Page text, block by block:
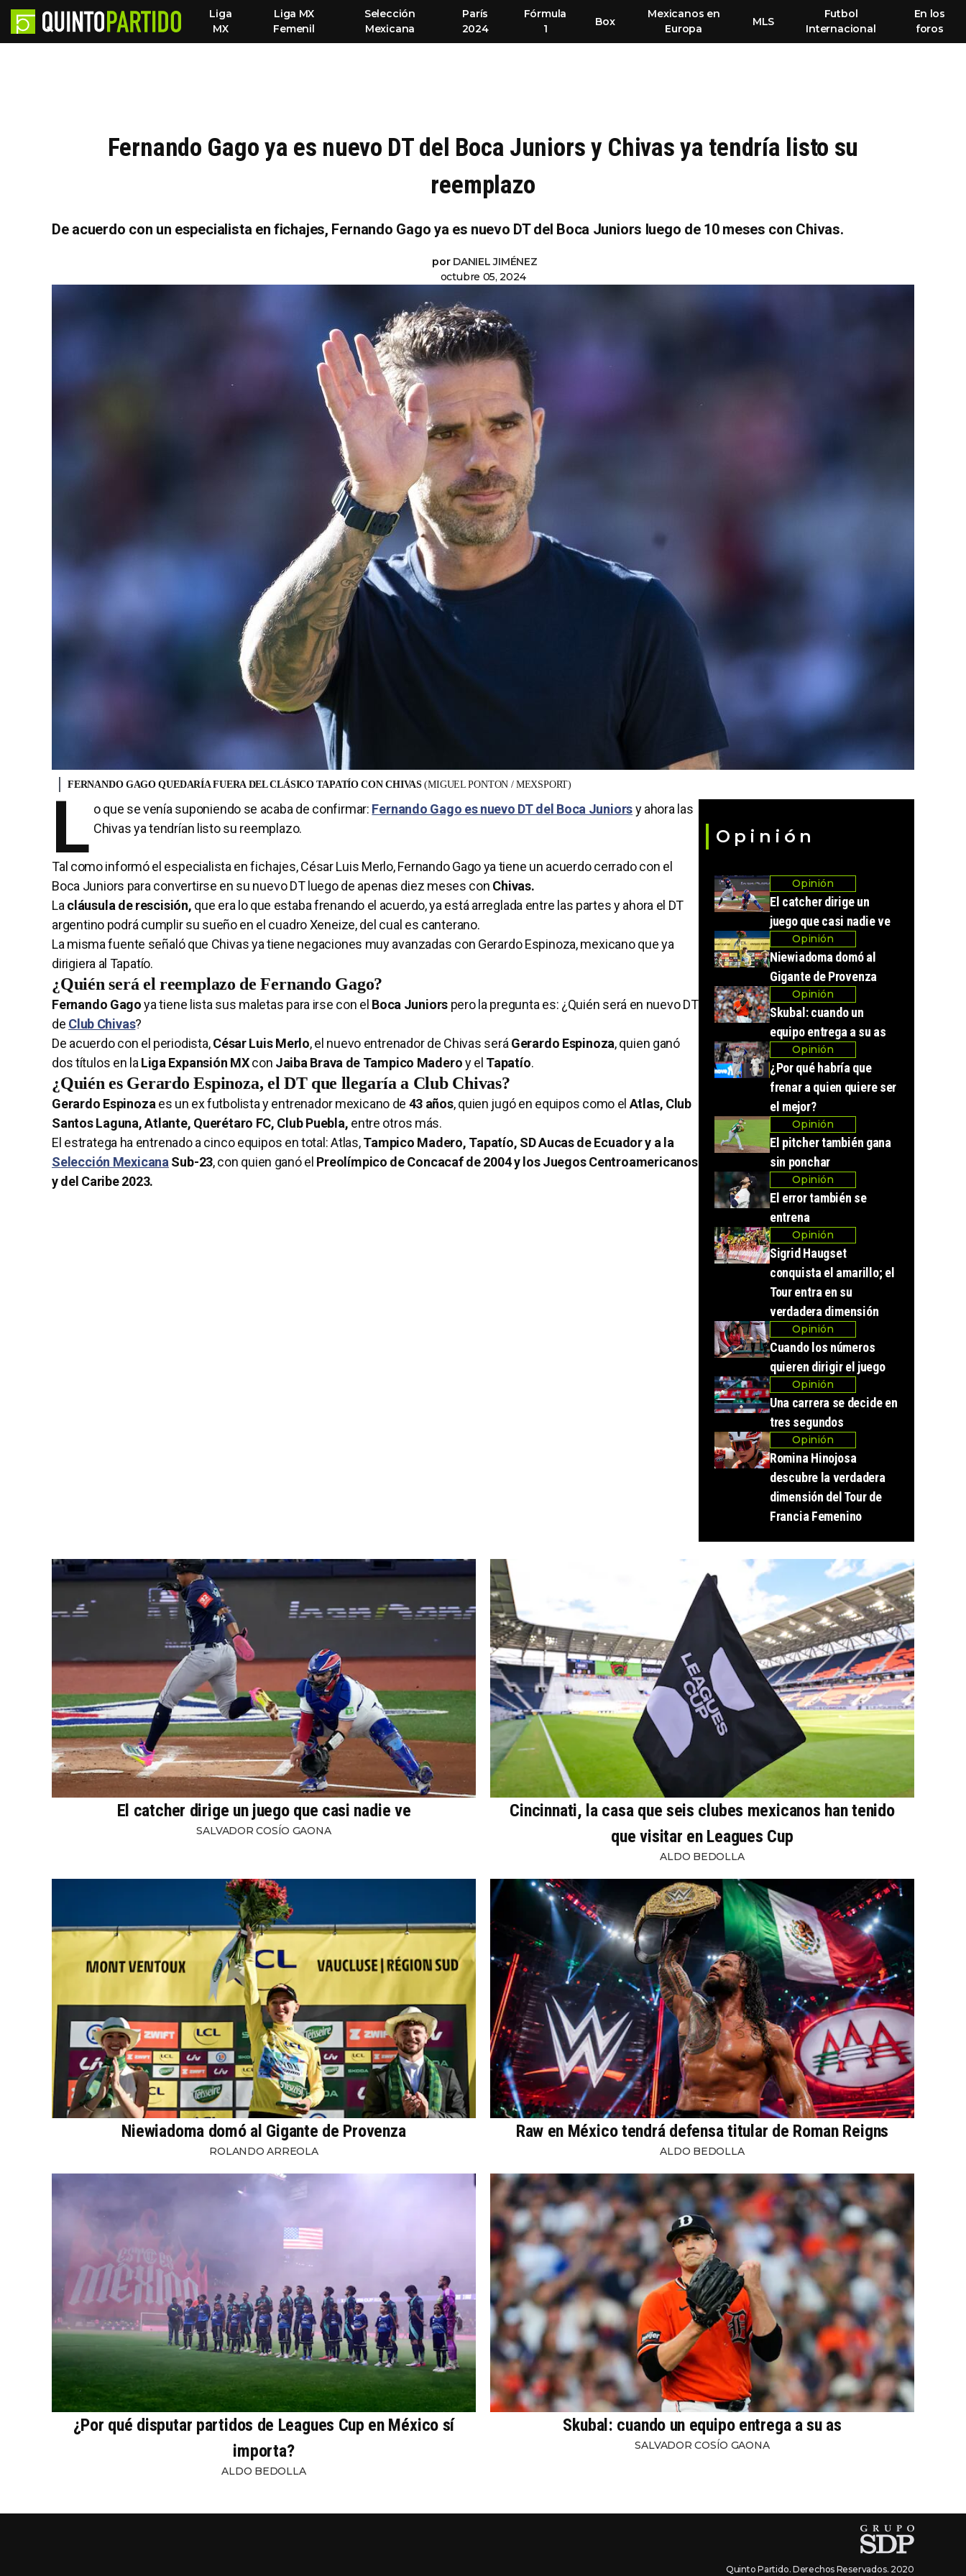
Liga
MX
Liga MX
Femenil
Selección
Mexicana
París
2024
Fórmula
1
Box
Mexicanos en
Europa
MLS
Futbol
Internacional
En los
foros
Fernando Gago ya es nuevo DT del Boca Juniors y Chivas ya tendría listo su
reemplazo
De acuerdo con un especialista en fichajes, Fernando Gago ya es nuevo DT del Boca Juniors luego de 10 meses con Chivas.
por DANIEL JIMÉNEZ
octubre 05, 2024
FERNANDO GAGO QUEDARÍA FUERA DEL CLÁSICO TAPATÍO CON CHIVAS(MIGUEL PONTON / MEXSPORT)
L o que se venía suponiendo se acaba de confirmar: Fernando Gago es nuevo DT del Boca Juniorsy ahora las
Chivas ya tendrían listo su reemplazo.
Tal como informó el especialista en fichajes, César Luis Merlo, Fernando Gago ya tiene un acuerdo cerrado con el
Boca Juniors para convertirse en su nuevo DT luego de apenas diez meses con Chivas.
La cláusula de rescisión, que era lo que estaba frenando el acuerdo, ya está arreglada entre las partes y ahora el DT
argentino podrá cumplir su sueño en el cuadro Xeneize, del cual es canterano.
La misma fuente señaló que Chivas ya tiene negaciones muy avanzadas con Gerardo Espinoza, mexicano que ya
dirigiera al Tapatío.
¿Quién será el reemplazo de Fernando Gago?
Fernando Gagoya tiene lista sus maletas para irse con el Boca Juniors pero la pregunta es: ¿Quién será en nuevo DT
de Club Chivas?
De acuerdo con el periodista,César Luis Merlo, el nuevo entrenador de Chivas será Gerardo Espinoza, quien ganó
dos títulos en la Liga Expansión MXcon Jaiba Brava de Tampico Maderoy el Tapatío.
¿Quién es Gerardo Espinoza, el DT que llegaría a Club Chivas?
Gerardo Espinoza es un ex futbolista y entrenador mexicano de 43 años, quien jugó en equipos como el Atlas, Club
Santos Laguna, Atlante, Querétaro FC, Club Puebla, entre otros más.
El estratega ha entrenado a cinco equipos en total: Atlas,Tampico Madero, Tapatío, SD Aucas de Ecuador y a la
Selección Mexicana Sub-23, con quien ganó el Preolímpico de Concacaf de 2004 y los Juegos Centroamericanos
y del Caribe 2023.
Opinión
Opinión
El catcher dirige un
juego que casi nadie ve
Opinión
Niewiadoma domó al
Gigante de Provenza
Opinión
Skubal: cuando un
equipo entrega a su as
Opinión
¿Por qué habría que
frenar a quien quiere ser
el mejor?
Opinión
El pitcher también gana
sin ponchar
Opinión
El error también se
entrena
Opinión
Sigrid Haugset
conquista el amarillo; el
Tour entra en su
verdadera dimensión
Opinión
Cuando los números
quieren dirigir el juego
Opinión
Una carrera se decide en
tres segundos
Opinión
Romina Hinojosa
descubre la verdadera
dimensión del Tour de
Francia Femenino
El catcher dirige un juego que casi nadie ve
SALVADOR COSÍO GAONA
Cincinnati, la casa que seis clubes mexicanos han tenido
que visitar en Leagues Cup
ALDO BEDOLLA
Niewiadoma domó al Gigante de Provenza
ROLANDO ARREOLA
Raw en México tendrá defensa titular de Roman Reigns
ALDO BEDOLLA
¿Por qué disputar partidos de Leagues Cup en México sí
importa?
ALDO BEDOLLA
Skubal: cuando un equipo entrega a su as
SALVADOR COSÍO GAONA
Quinto Partido. Derechos Reservados. 2020